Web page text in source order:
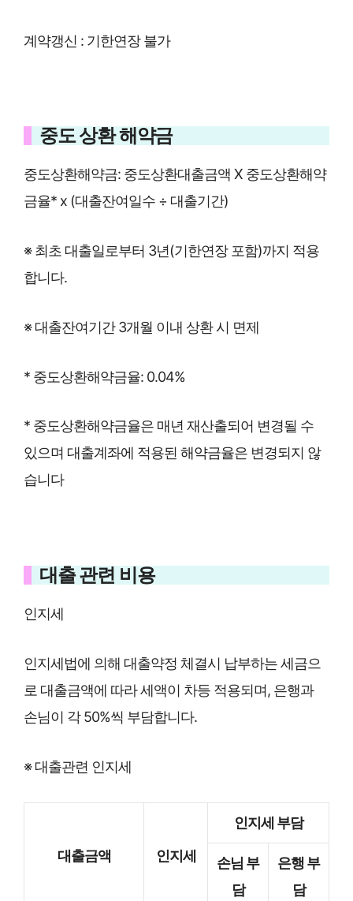
계약갱신 : 기한연장 불가
중도 상환 해약금
중도상환해약금: 중도상환대출금액 X 중도상환해약
금율* x (대출잔여일수 ÷ 대출기간)
※ 최초 대출일로부터 3년(기한연장 포함)까지 적용
합니다.
※ 대출잔여기간 3개월 이내 상환 시 면제
* 중도상환해약금율: 0.04%
* 중도상환해약금율은 매년 재산출되어 변경될 수
있으며 대출계좌에 적용된 해약금율은 변경되지 않
습니다
대출 관련 비용
인지세
인지세법에 의해 대출약정 체결시 납부하는 세금으
로 대출금액에 따라 세액이 차등 적용되며, 은행과
손님이 각 50%씩 부담합니다.
※ 대출관련 인지세
대출금액 인지세
인지세 부담
손님 부
담
은행 부
담